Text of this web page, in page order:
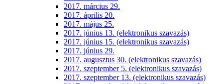
2017. március 29.
2017. április 20.
2017. május 25.
2017. június 13. (elektronikus szavazás)
2017. június 15. (elektronikus szavazás)
2017. június 29.
2017. augusztus 30. (elektronikus szavazás)
2017. szeptember 5. (elektronikus szavazás)
2017. szeptember 13. (elektronikus szavazás)